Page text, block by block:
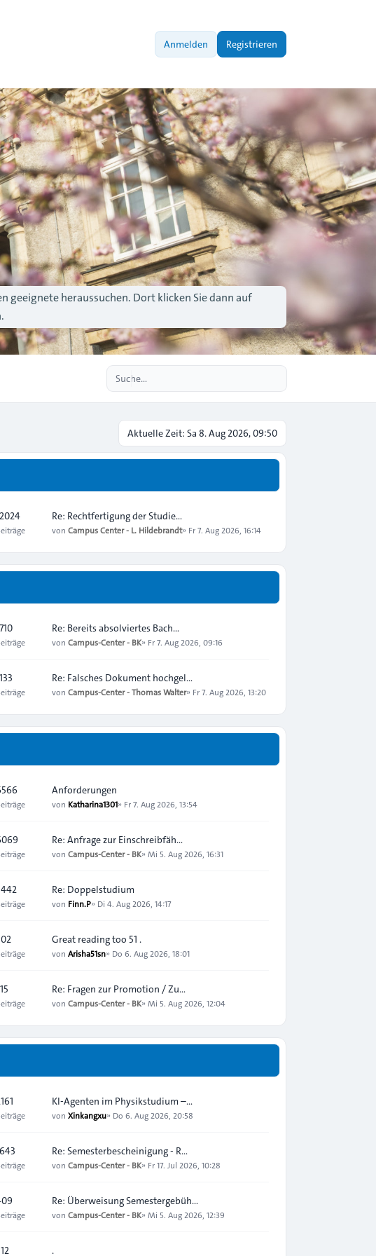
Anmelden Registrieren
geeignete heraussuchen. Dort klicken Sie dann auf
Aktuelle Zeit: Sa 8. Aug 2026, 09:50
Re: Rechtfertigung der Studie…
von Campus Center - L. Hildebrandt» Fr 7. Aug 2026, 16:14
Re: Bereits absolviertes Bach…
von Campus-Center - BK» Fr 7. Aug 2026, 09:16
Re: Falsches Dokument hochgel…
von Campus-Center - Thomas Walter» Fr 7. Aug 2026, 13:20
Anforderungen
von Katharina1301» Fr 7. Aug 2026, 13:54
Re: Anfrage zur Einschreibfäh…
von Campus-Center - BK» Mi 5. Aug 2026, 16:31
Re: Doppelstudium
von Finn.P» Di 4. Aug 2026, 14:17
Great reading too 51 .
von Arisha51sn» Do 6. Aug 2026, 18:01
Re: Fragen zur Promotion / Zu…
von Campus-Center - BK» Mi 5. Aug 2026, 12:04
KI-Agenten im Physikstudium –…
von Xinkangxu» Do 6. Aug 2026, 20:58
Re: Semesterbescheinigung - R…
von Campus-Center - BK» Fr 17. Jul 2026, 10:28
Re: Überweisung Semestergebüh…
von Campus-Center - BK» Mi 5. Aug 2026, 12:39
.